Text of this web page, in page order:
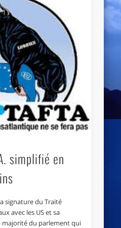
simplifié en
signature du Traité
avec les US et sa
majorité du parlement qui